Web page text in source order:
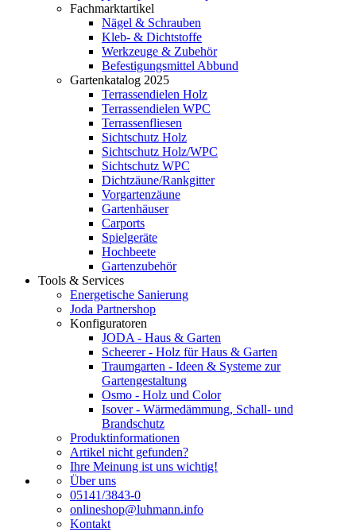
Fachmarktartikel
Nägel & Schrauben
Kleb- & Dichtstoffe
Werkzeuge & Zubehör
Befestigungsmittel Abbund
Gartenkatalog 2025
Terrassendielen Holz
Terrassendielen WPC
Terrassenfliesen
Sichtschutz Holz
Sichtschutz Holz/WPC
Sichtschutz WPC
Dichtzäune/Rankgitter
Vorgartenzäune
Gartenhäuser
Carports
Spielgeräte
Hochbeete
Gartenzubehör
Tools & Services
Energetische Sanierung
Joda Partnershop
Konfiguratoren
JODA - Haus & Garten
Scheerer - Holz für Haus & Garten
Traumgarten - Ideen & Systeme zur
Gartengestaltung
Osmo - Holz und Color
Isover - Wärmedämmung, Schall- und
Brandschutz
Produktinformationen
Artikel nicht gefunden?
Ihre Meinung ist uns wichtig!
Über uns
05141/3843-0
onlineshop@luhmann.info
Kontakt